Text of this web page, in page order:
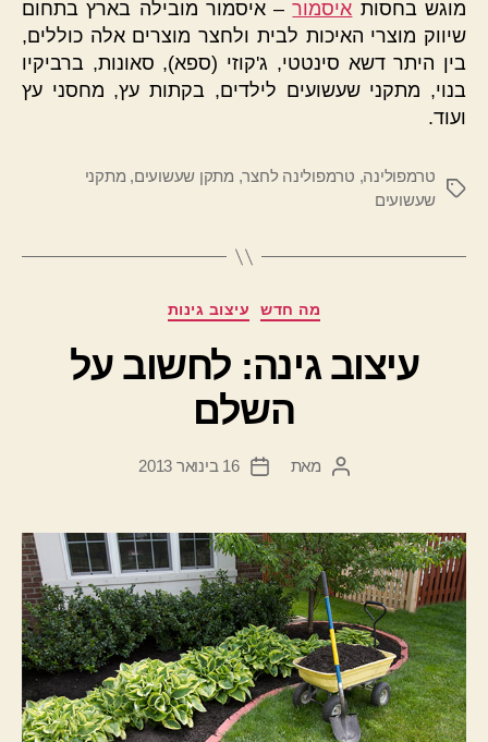
מוגש בחסות איסמור– איסמור מובילה בארץ בתחום
שיווק מוצרי האיכות לבית ולחצר מוצרים אלה כוללים,
בין היתר דשא סינטטי, ג'קוזי (ספא), סאונות, ברביקיו
בנוי, מתקני שעשועים לילדים, בקתות עץ, מחסני עץ
ועוד.
תגיות
טרמפולינה, טרמפולינה לחצר, מתקן שעשועים, מתקני
שעשועים
קטגוריות מה חדש עיצוב גינות
עיצוב גינה: לחשוב על
השלם
המחבר
מאת
תאריך
16 בינואר 2013